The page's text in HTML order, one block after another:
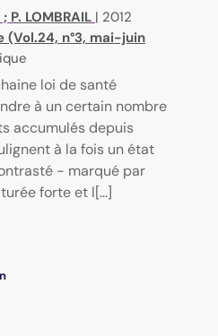
; P. LOMBRAIL | 2012
(Vol.24, n°3, mai-juin
loi de santé
à un certain nombre
accumulés depuis
à la fois un état
- marqué par
forte et l[...]